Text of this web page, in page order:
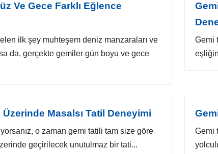
Ve Gece Farklı Eğlence
ilk şey muhteşem deniz manzaraları ve
da, gerçekte gemiler gün boyu ve gece
Gemi
Masalsı Tatil Deneyimi
o zaman gemi tatili tam size göre
geçirilecek unutulmaz bir tati...
Gemi